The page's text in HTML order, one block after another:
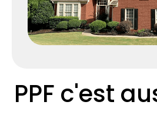
PPF c'est